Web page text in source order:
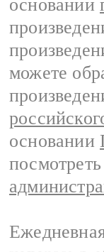
основании
можете
основании